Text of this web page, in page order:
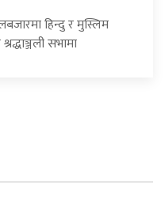
हिन्दु र मुस्लिम
सभामा